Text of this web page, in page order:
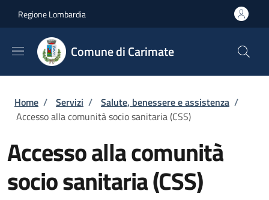
Regione Lombardia
Comune di Carimate
Briciole di pane
Home / Servizi / Salute, benessere e assistenza /
Accesso alla comunità socio sanitaria (CSS)
Accesso alla comunità
socio sanitaria (CSS)